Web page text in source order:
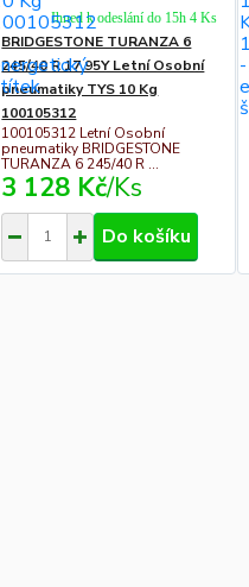
BRIDGESTONE TURANZA 6
245/40 R 17 95Y Letní Osobní
pneumatiky TYS 10 Kg
100105312
100105312 Letní Osobní
pneumatiky BRIDGESTONE
TURANZA 6 245/40 R ...
3 128 Kč/Ks
Ihned k odeslání do 15h 4 Ks
Do košíku